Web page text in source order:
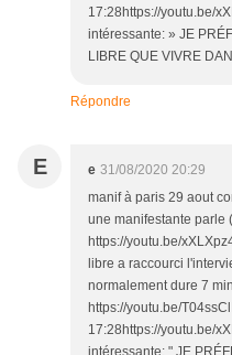
17:28https://youtu.be/
intéressante: » JE
LIBRE QUE VIVRE
Répondre
E e 31/08/2020 20:29
manif à paris 29 aout
une manifestante parle
https://youtu.be/
libre a raccourci
normalement dure 7
https://youtu.be/
17:28https://youtu.be/
intéressante: " JE